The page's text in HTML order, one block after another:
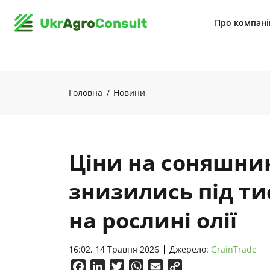
Про
Головна Новини
Ціни на
знизились під
на рослині олії
16:02, 14 Травня 2026 Джерело: GrainTrade
FacebookLinkedInTwitterWhatsApp
Email